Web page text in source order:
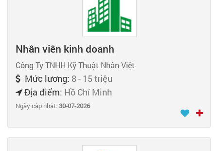
Nhân viên kinh doanh
Công Ty TNHH Kỹ Thuật Nhân Việt
Mức lương: 8 - 15 triệu
Địa điểm: Hồ Chí Minh
Ngày cập nhật:30-07-2026